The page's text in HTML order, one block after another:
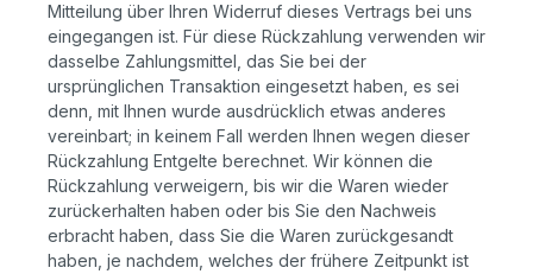
Mitteilung über Ihren Widerruf dieses Vertrags bei uns
eingegangen ist. Für diese Rückzahlung verwenden wir
dasselbe Zahlungsmittel, das Sie bei der
ursprünglichen Transaktion eingesetzt haben, es sei
denn, mit Ihnen wurde ausdrücklich etwas anderes
vereinbart; in keinem Fall werden Ihnen wegen dieser
Rückzahlung Entgelte berechnet. Wir können die
Rückzahlung verweigern, bis wir die Waren wieder
zurückerhalten haben oder bis Sie den Nachweis
erbracht haben, dass Sie die Waren zurückgesandt
haben, je nachdem, welches der frühere Zeitpunkt ist